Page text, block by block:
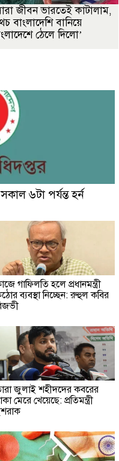
জীবন ভারতেই কাটালাম,
বাংলাদেশি বানিয়ে
ঠেলে দিলো’
৬টা পর্যন্ত হর্ন
গাফিলতি হলে প্রধানমন্ত্রী
ব্যবস্থা নিচ্ছেন: রুহুল কবির
জুলাই শহীদদের কবরের
মেরে খেয়েছে: প্রতিমন্ত্রী